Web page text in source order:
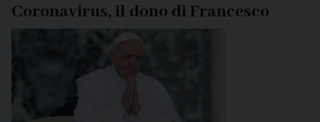
Coronavirus, il dono di Francesco